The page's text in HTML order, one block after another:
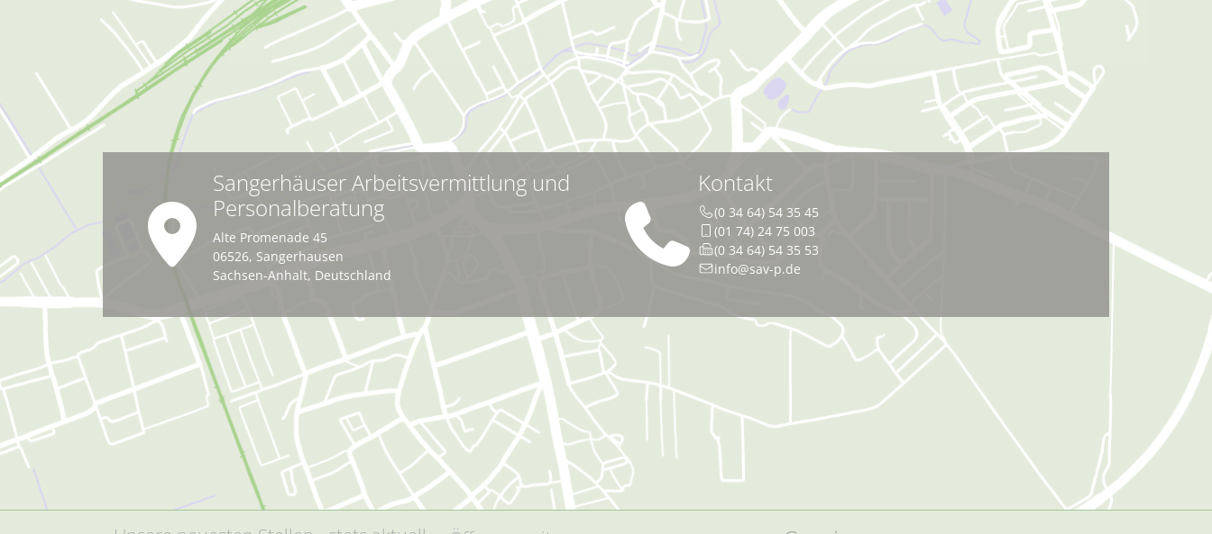
Sangerhäuser Arbeitsvermittlung und
Personalberatung
Alte Promenade 45
06526, Sangerhausen
Sachsen-Anhalt, Deutschland
Kontakt
(0 34 64) 54 35 45
(01 74) 24 75 003
(0 34 64) 54 35 53
info@sav-p.de